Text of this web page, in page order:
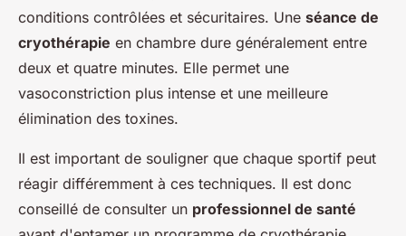
conditions contrôlées et sécuritaires. Une séance de
cryothérapie en chambre dure généralement entre
deux et quatre minutes. Elle permet une
vasoconstriction plus intense et une meilleure
élimination des toxines.
Il est important de souligner que chaque sportif peut
réagir différemment à ces techniques. Il est donc
conseillé de consulter un professionnel de santé